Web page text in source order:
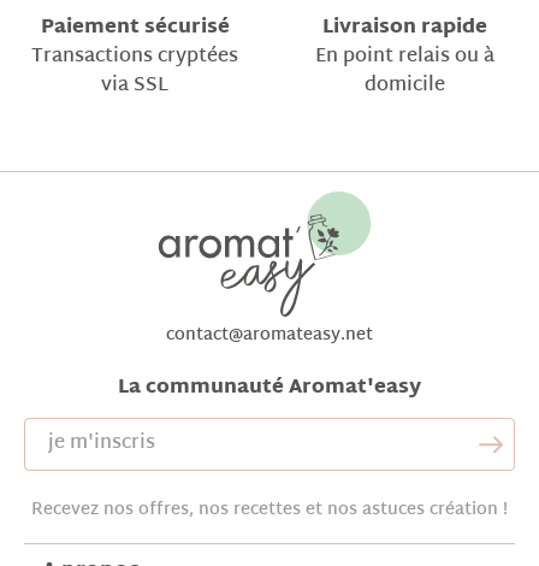
Paiement sécurisé
Transactions cryptées
via SSL
Livraison rapide
En point relais ou à
domicile
contact@aromateasy.net
La communauté Aromat'easy
Recevez nos offres, nos recettes et nos astuces création !